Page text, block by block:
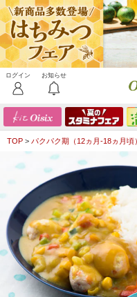
TOP > パクパク期（12ヵ月-18ヵ月頃